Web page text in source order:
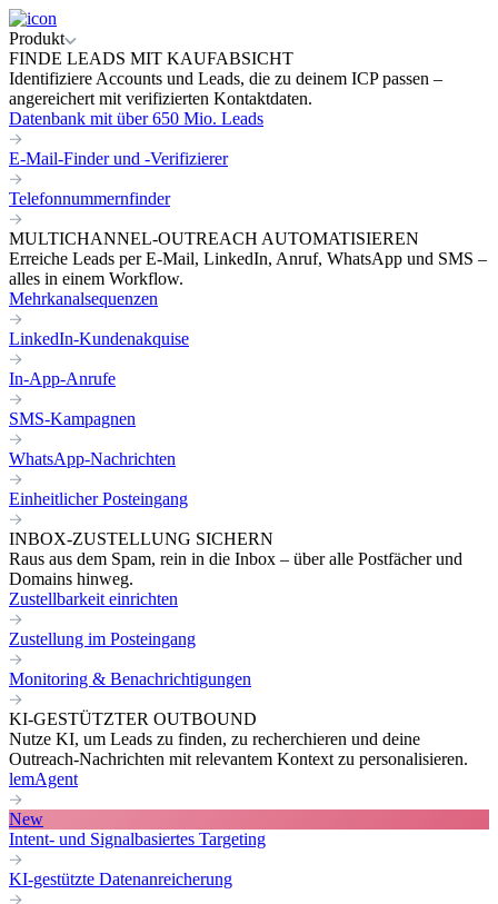
Produkt
FINDE LEADS MIT KAUFABSICHT
Identifiziere Accounts und Leads, die zu deinem ICP passen –
angereichert mit verifizierten Kontaktdaten.
Datenbank mit über 650 Mio. Leads
E-Mail-Finder und -Verifizierer
Telefonnummernfinder
MULTICHANNEL-OUTREACH AUTOMATISIEREN
Erreiche Leads per E-Mail, LinkedIn, Anruf, WhatsApp und SMS –
alles in einem Workflow.
Mehrkanalsequenzen
LinkedIn-Kundenakquise
In-App-Anrufe
SMS-Kampagnen
WhatsApp-Nachrichten
Einheitlicher Posteingang
INBOX-ZUSTELLUNG SICHERN
Raus aus dem Spam, rein in die Inbox – über alle Postfächer und
Domains hinweg.
Zustellbarkeit einrichten
Zustellung im Posteingang
Monitoring & Benachrichtigungen
KI-GESTÜTZTER OUTBOUND
Nutze KI, um Leads zu finden, zu recherchieren und deine
Outreach-Nachrichten mit relevantem Kontext zu personalisieren.
lemAgent
New
Intent- und Signalbasiertes Targeting
KI-gestützte Datenanreicherung